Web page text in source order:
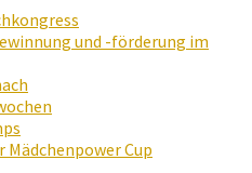
und -förderung im
Mädchenpower Cup